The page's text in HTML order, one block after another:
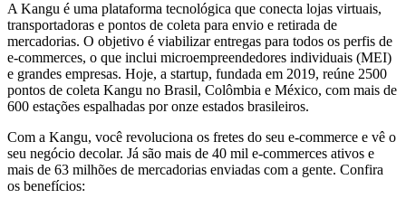
A Kangu é uma plataforma tecnológica que conecta lojas virtuais,
transportadoras e pontos de coleta para envio e retirada de
mercadorias. O objetivo é viabilizar entregas para todos os perfis de
e-commerces, o que inclui microempreendedores individuais (MEI)
e grandes empresas. Hoje, a startup, fundada em 2019, reúne 2500
pontos de coleta Kangu no Brasil, Colômbia e México, com mais de
600 estações espalhadas por onze estados brasileiros.
Com a Kangu, você revoluciona os fretes do seu e-commerce e vê o
seu negócio decolar. Já são mais de 40 mil e-commerces ativos e
mais de 63 milhões de mercadorias enviadas com a gente. Confira
os benefícios: